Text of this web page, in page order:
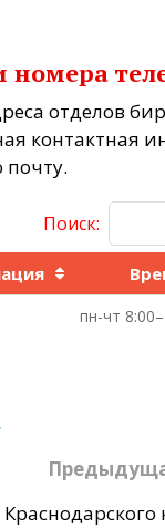
номера
отделов
контактная
почту.
Поиск:
пн-чт